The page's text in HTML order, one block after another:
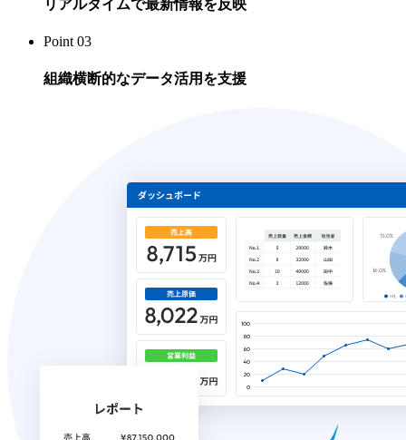
リアルタイムで最新情報を反映
Point 03
組織横断的なデータ活用を支援